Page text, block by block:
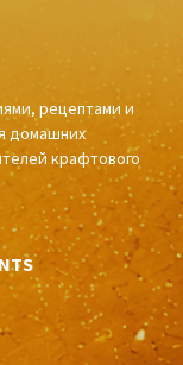
рецептами и
домашних
крафтового